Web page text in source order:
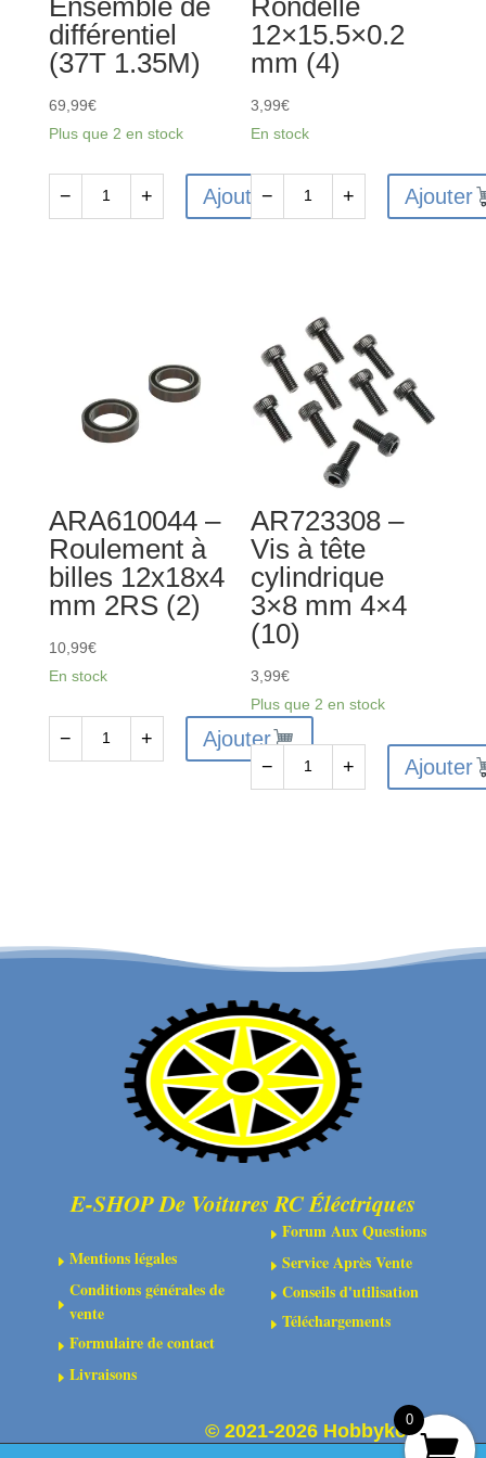
différentiel
(37T 1.35M)
69,99€
Plus que 2 en stock
1.35M)
− + Ajouter
12×15.5×0.2
mm (4)
3,99€
En stock
Rondelle
12x15.5x0.2
mm
(4)
− + Ajouter
ARA610044 –
Roulement à
billes 12x18x4
mm 2RS (2)
10,99€
En stock
12x18x4
− + Ajouter
AR723308 –
Vis à tête
cylindrique
3×8 mm 4×4
(10)
3,99€
Plus que 2 en stock
cylindrique
3x8
mm
4x4
(10)
− + Ajouter
E-SHOP De Voitures RC Éléctriques
EMentions légales
E
Conditions générales de
vente
EFormulaire de contact
ELivraisons
E Forum Aux Questions
E Service Après Vente
E Conseils d'utilisation
E Téléchargements
© 2021-2026 Hobbykoo
0